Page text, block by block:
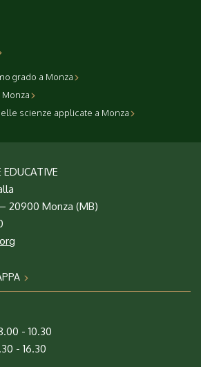
grado a Monza
scienze applicate a Monza
20900 Monza (MB)
- 10.30
- 16.30